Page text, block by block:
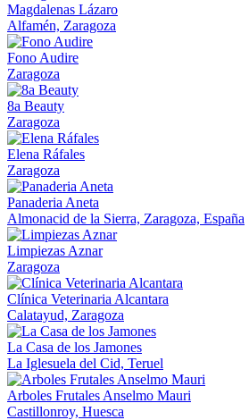
Magdalenas Lázaro
Alfamén, Zaragoza
Fono Audire
Zaragoza
8a Beauty
Zaragoza
Elena Ráfales
Zaragoza
Panaderia Aneta
Almonacid de la Sierra, Zaragoza, España
Limpiezas Aznar
Zaragoza
Clínica Veterinaria Alcantara
Calatayud, Zaragoza
La Casa de los Jamones
La Iglesuela del Cid, Teruel
Arboles Frutales Anselmo Mauri
Castillonroy, Huesca